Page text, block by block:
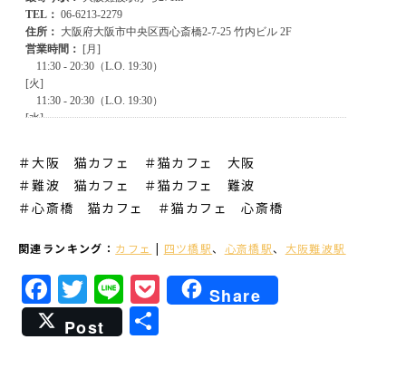
＃大阪 猫カフェ ＃猫カフェ 大阪
＃難波 猫カフェ
＃猫カフェ 難波
＃心斎橋 猫カフェ
＃猫カフェ 心斎橋
関連ランキング： カフェ | 四ツ橋駅、 心斎橋駅、 大阪難波駅
Facebook
Twitter
LinePocket
Share
Post
共